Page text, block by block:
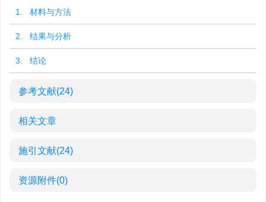
1. 材料与方法
2. 结果与分析
3. 结论
参考文献(24)
相关文章
施引文献(24)
资源附件(0)